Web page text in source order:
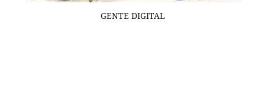
GENTE DIGITAL